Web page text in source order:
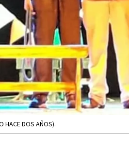
HACE DOS AÑOS).